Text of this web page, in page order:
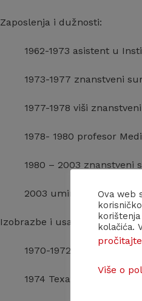
Zaposlenja i dužnosti:
1962-1973 asistent u
1973-1977 znanstveni
1977-1978 viši
1978- 1980 profesor
1980 – 2003 znanstveni
2003 umirovljen u
Izobrazbe i usavršavanja:
1970-1972
1974 Texas A&M
Ova web
kolačića.
Više o